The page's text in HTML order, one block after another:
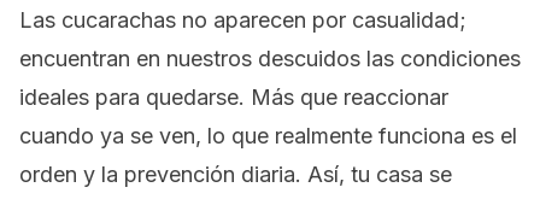
Las cucarachas no aparecen por casualidad;
encuentran en nuestros descuidos las condiciones
ideales para quedarse. Más que reaccionar
cuando ya se ven, lo que realmente funciona es el
orden y la prevención diaria. Así, tu casa se